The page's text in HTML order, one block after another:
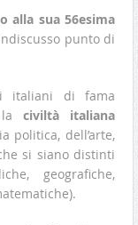
alla sua 56esima
punto di
italiani di fama
civiltà italiana
politica, dell’arte,
si siano distinti
geografiche,